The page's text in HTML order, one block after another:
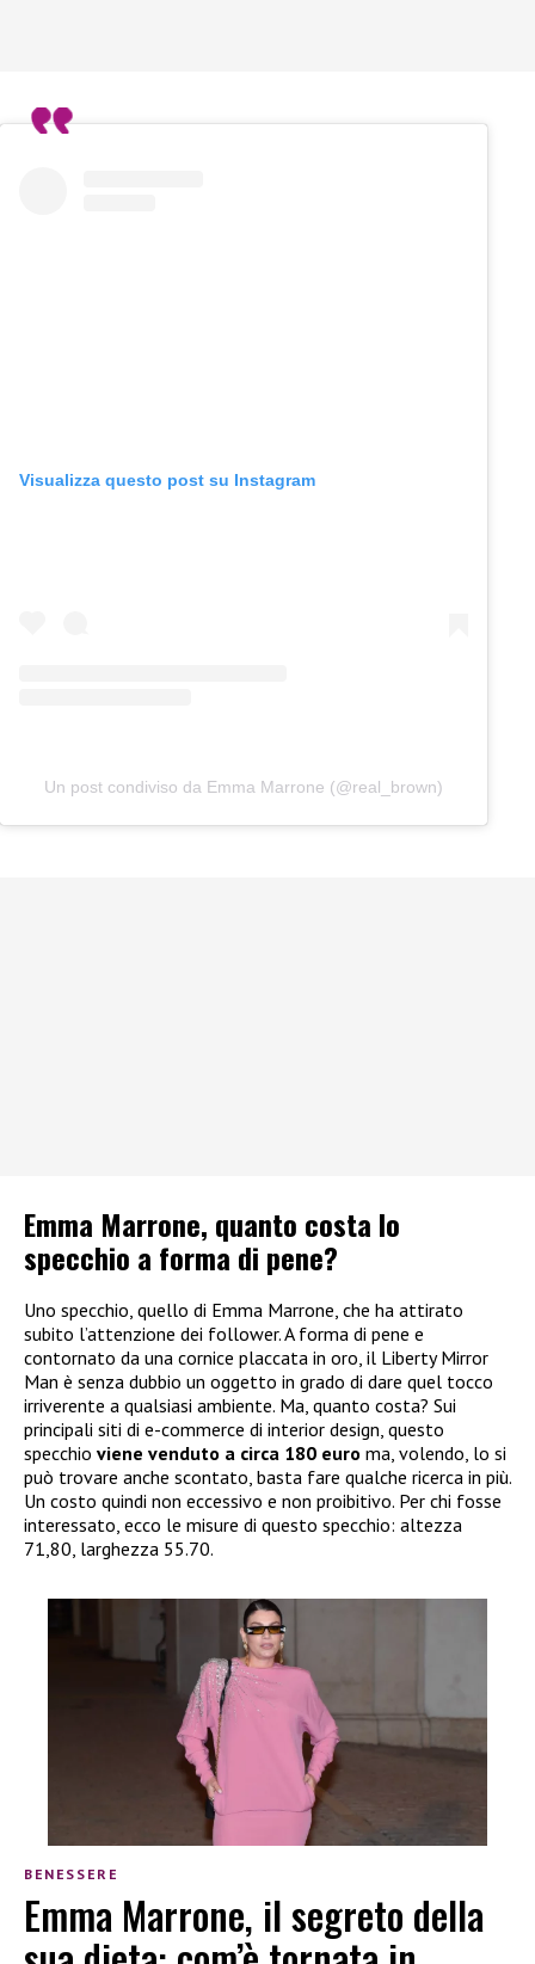
Visualizza questo post su Instagram
Un post condiviso da Emma Marrone (@real_brown)
Emma Marrone, quanto costa lo
specchio a forma di pene?
Uno specchio, quello di Emma Marrone, che ha attirato
subito l’attenzione dei follower. A forma di pene e
contornato da una cornice placcata in oro, il Liberty Mirror
Man è senza dubbio un oggetto in grado di dare quel tocco
irriverente a qualsiasi ambiente. Ma, quanto costa? Sui
principali siti di e-commerce di interior design, questo
specchio viene venduto a circa 180 euro ma, volendo, lo si
può trovare anche scontato, basta fare qualche ricerca in più.
Un costo quindi non eccessivo e non proibitivo. Per chi fosse
interessato, ecco le misure di questo specchio: altezza
71,80, larghezza 55.70.
BENESSERE
Emma Marrone, il segreto della